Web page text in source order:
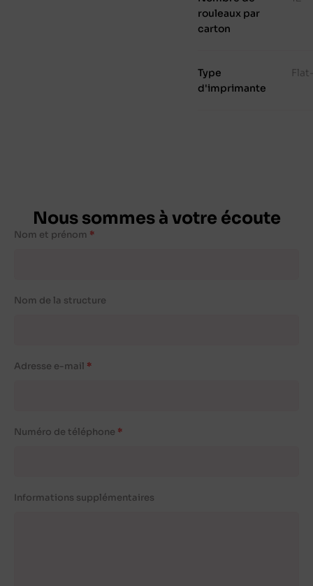
rouleaux par
carton
Type
d'imprimante
Nous sommes à votre écoute
Nom et prénom
Nom de la structure
Adresse e-mail
Numéro de téléphone
Informations supplémentaires